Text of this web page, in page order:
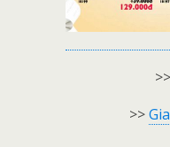
>>
>>